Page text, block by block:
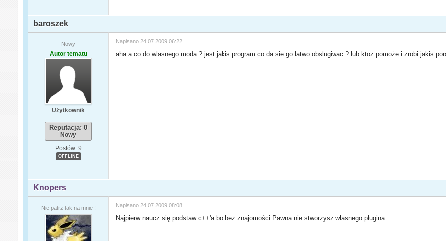
baroszek
Nowy
Autor tematu
Użytkownik
Reputacja: 0
Nowy
Postów: 9
OFFLINE
Napisano 24.07.2009 06:22
aha a co do wlasnego moda ? jest jakis program co da sie go latwo obslugiwac ? lub ktoz pomoże i zrobi jakis
Knopers
Nie patrz tak na mnie ! Napisano 24.07.2009 08:08
Najpierw naucz się podstaw c++'a bo bez znajomości Pawna nie stworzysz własnego plugina